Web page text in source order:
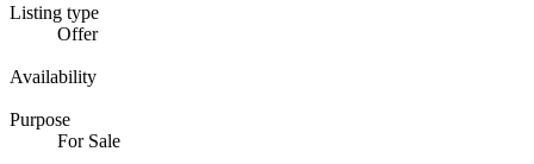
Listing type
Offer
Availability
Purpose
For Sale